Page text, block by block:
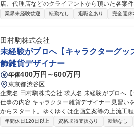
店、代理店などのクライアントから頂いた各案
【製品】アクリルキーホルダーやアクリルスタ
ャー
業界未経験歓迎 転勤なし 退職金あり 完全週休
田村駒株式会社
未経験がプロへ【キャラクターグッ
飾雑貨デザイナー
年俸400万円～600万円
東京都渋谷区
企業名 田村駒株式会社 求人名 未経験がプロへ【キャラクターグッズ/雑貨デザイナー】人気IPぬいぐるみ案件増
仕事の内容 キャラクター雑貨デザイナー見習い
からスタート。ゆくゆくは企画立案等の上流工
ります。 【まずお任せしたい業務】■商談・依頼受領：版権元との打合せ、商品コンセプトや仕様確認 ■サンプル
年間休日120日以上 資格取得支援あり 転勤なし